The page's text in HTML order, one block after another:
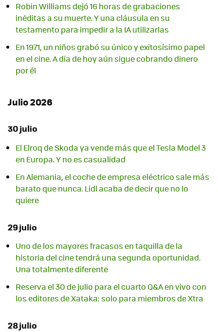
Robin Williams dejó 16 horas de grabaciones
inéditas a su muerte. Y una cláusula en su
testamento para impedir a la IA utilizarlas
En 1971, un niños grabó su único y exitosísimo papel
en el cine. A día de hoy aún sigue cobrando dinero
por él
Julio 2026
30 julio
El Elroq de Skoda ya vende más que el Tesla Model 3
en Europa. Y no es casualidad
En Alemania, el coche de empresa eléctrico sale más
barato que nunca. Lidl acaba de decir que no lo
quiere
29 julio
Uno de los mayores fracasos en taquilla de la
historia del cine tendrá una segunda oportunidad.
Una totalmente diferente
Reserva el 30 de julio para el cuarto Q&A en vivo con
los editores de Xataka: solo para miembros de Xtra
28 julio